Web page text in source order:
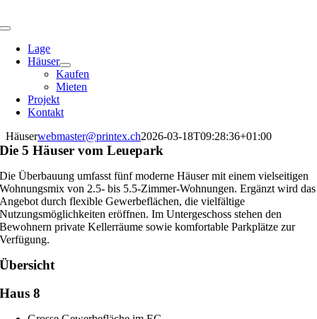
Inhalt
Toggle
Navigation
Lage
Häuser
Kaufen
Mieten
Projekt
Kontakt
Häuserwebmaster@printex.ch2026-03-18T09:28:36+01:00
Die 5 Häuser vom Leuepark
Die Überbauung umfasst fünf moderne Häuser mit einem vielseitigen
Wohnungsmix von 2.5- bis 5.5-Zimmer-Wohnungen. Ergänzt wird das
Angebot durch flexible Gewerbeflächen, die vielfältige
Nutzungsmöglichkeiten eröffnen. Im Untergeschoss stehen den
Bewohnern private Kellerräume sowie komfortable Parkplätze zur
Verfügung.
Übersicht
Haus 8